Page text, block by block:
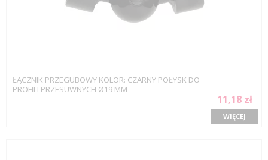
ŁĄCZNIK PRZEGUBOWY KOLOR: CZARNY POŁYSK DO
PROFILI PRZESUWNYCH Ø19 MM
11,18 zł
WIĘCEJ